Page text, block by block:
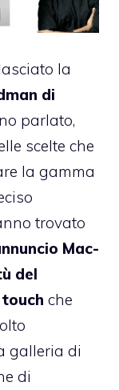
la
di
parlato,
scelte che
la gamma
trovato
Mac-
del
che
galleria di
di